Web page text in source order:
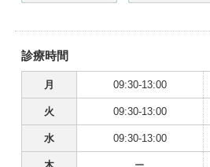
診療時間
月 09:30-13:00
火 09:30-13:00
水 09:30-13:00